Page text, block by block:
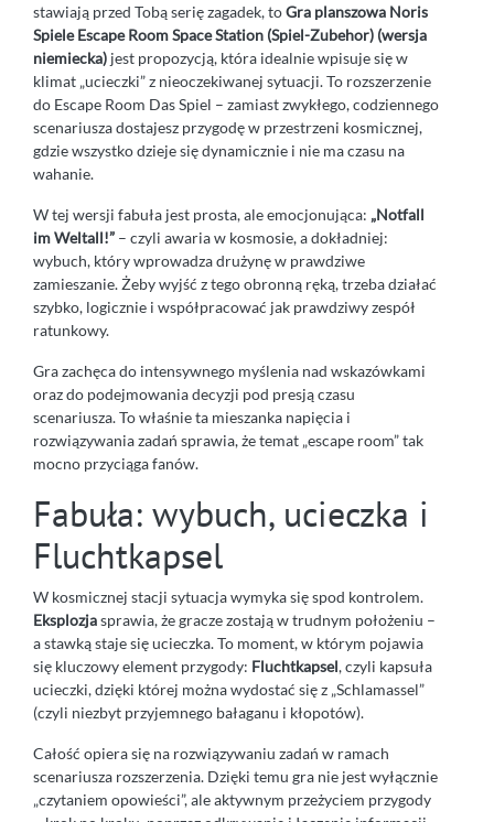
stawiają przed Tobą serię zagadek, toGra planszowa Noris
Spiele Escape Room Space Station (Spiel-Zubehor) (wersja
niemiecka) jest propozycją, która idealnie wpisuje się w
klimat „ucieczki” z nieoczekiwanej sytuacji. To rozszerzenie
do Escape Room Das Spiel – zamiast zwykłego, codziennego
scenariusza dostajesz przygodę w przestrzeni kosmicznej,
gdzie wszystko dzieje się dynamicznie i nie ma czasu na
wahanie.
W tej wersji fabuła jest prosta, ale emocjonująca: „Notfall
im Weltall!” – czyli awaria w kosmosie, a dokładniej:
wybuch, który wprowadza drużynę w prawdziwe
zamieszanie. Żeby wyjść z tego obronną ręką, trzeba działać
szybko, logicznie i współpracować jak prawdziwy zespół
ratunkowy.
Gra zachęca do intensywnego myślenia nad wskazówkami
oraz do podejmowania decyzji pod presją czasu
scenariusza. To właśnie ta mieszanka napięcia i
rozwiązywania zadań sprawia, że temat „escape room” tak
mocno przyciąga fanów.
Fabuła: wybuch, ucieczka i
Fluchtkapsel
W kosmicznej stacji sytuacja wymyka się spod kontrolem.
Eksplozjasprawia, że gracze zostają w trudnym położeniu –
a stawką staje się ucieczka. To moment, w którym pojawia
się kluczowy element przygody: Fluchtkapsel, czyli kapsuła
ucieczki, dzięki której można wydostać się z „Schlamassel”
(czyli niezbyt przyjemnego bałaganu i kłopotów).
Całość opiera się na rozwiązywaniu zadań w ramach
scenariusza rozszerzenia. Dzięki temu gra nie jest wyłącznie
„czytaniem opowieści”, ale aktywnym przeżyciem przygody